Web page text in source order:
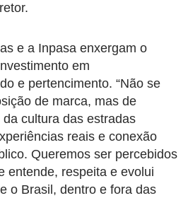
e a Inpasa enxergam o
em
e pertencimento. “Não se
de marca, mas de
cultura das estradas
reais e conexão
Queremos ser percebidos
entende, respeita e evolui
o Brasil, dentro e fora das